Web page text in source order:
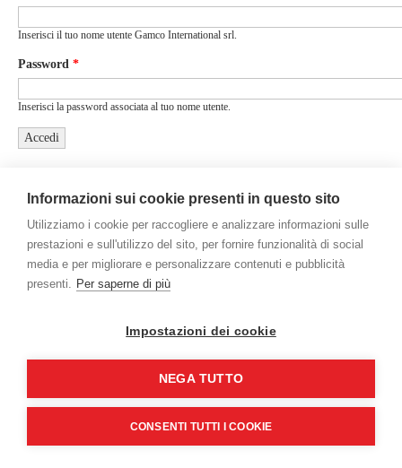
Inserisci il tuo nome utente Gamco International srl.
Password *
Inserisci la password associata al tuo nome utente.
Gamco International Srl - Via Mestre, 5 - 20063 Cernusco sul Naviglio
Informazioni sui cookie presenti in questo sito
Utilizziamo i cookie per raccogliere e analizzare informazioni sulle
prestazioni e sull'utilizzo del sito, per fornire funzionalità di social
media e per migliorare e personalizzare contenuti e pubblicità
presenti. Per saperne di più
Impostazioni dei cookie
NEGA TUTTO
CONSENTI TUTTI I COOKIE